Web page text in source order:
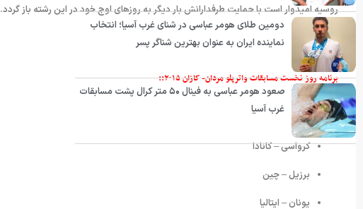
روسیه امیدوار است با حمایت طرفدارانش بار دیگر به روزهای اوج خود در این رشته باز گردد.
برنامه روز نخست مسابقات واترپلو مردان- کازان ۲۰۱۵::
کرواسی – کانادا
برزیل – چین
یونان – ایتالیا
دومین طلای هومر عباسی در شنای غرب آسیا؛ انتخاب
نماینده ایران به عنوان بهترین شناگر پسر
صعود هومر عباسی به فینال ۵۰ متر کرال پشت مسابقات
غرب آسیا